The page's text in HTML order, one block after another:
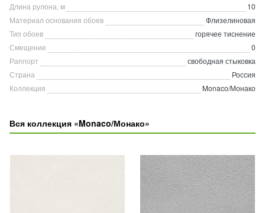
Длина рулона, м
10
Материал основания обоев
Флизелиновая
Тип обоев
горячее тиснение
Смещение
0
Раппорт
свободная стыковка
Страна
Россия
Коллекция
Monaco/Монако
Вся коллекция «Monaco/Монако»